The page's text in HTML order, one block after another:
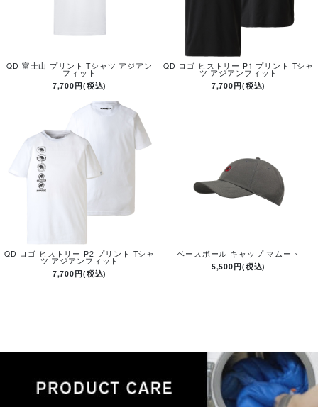
QD 富士山 プリント Tシャツ アジアン
フィット
7,700円(税込)
QD ロゴ ヒストリー P1 プリント Tシャ
ツ アジアンフィット
7,700円(税込)
QD ロゴ ヒストリー P2 プリント Tシャ
ツ アジアンフィット
7,700円(税込)
ベースボール キャップ マムート
5,500円(税込)